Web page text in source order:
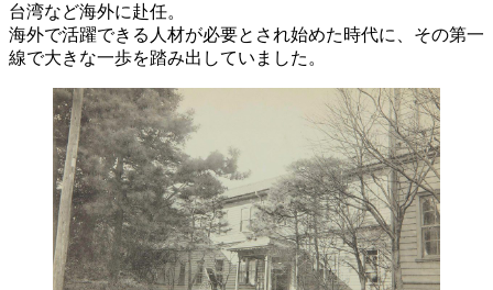
台湾など海外に赴任。
海外で活躍できる人材が必要とされ始めた時代に、その第一
線で大きな一歩を踏み出していました。